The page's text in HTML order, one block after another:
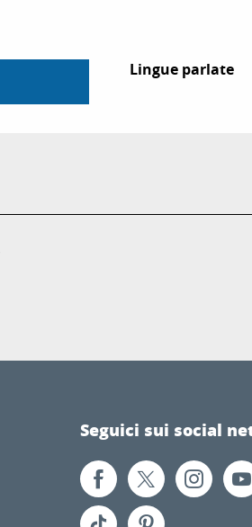
Lingue parlate
Lingue parlate
Seguici sui social